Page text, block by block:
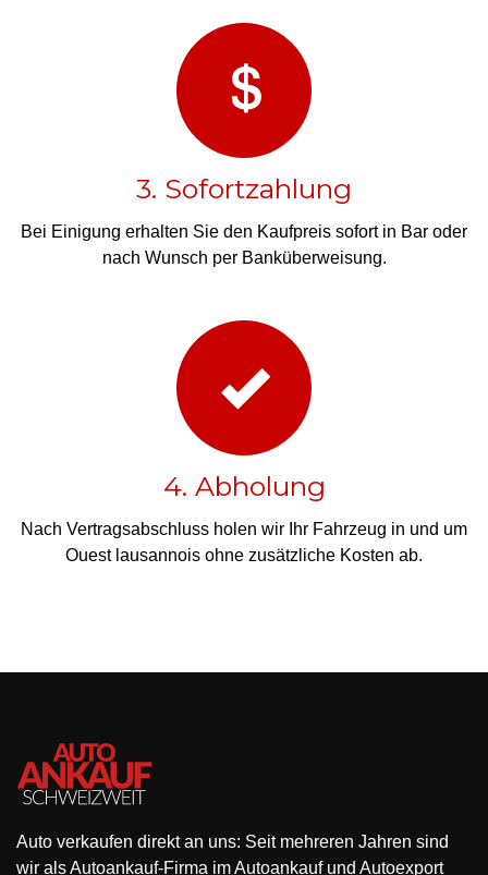
3. Sofortzahlung
Bei Einigung erhalten Sie den Kaufpreis sofort in Bar oder
nach Wunsch per Banküberweisung.
4. Abholung
Nach Vertragsabschluss holen wir Ihr Fahrzeug in und um
Ouest lausannois ohne zusätzliche Kosten ab.
Auto verkaufen direkt an uns: Seit mehreren Jahren sind
wir als Autoankauf-Firma im Autoankauf und Autoexport